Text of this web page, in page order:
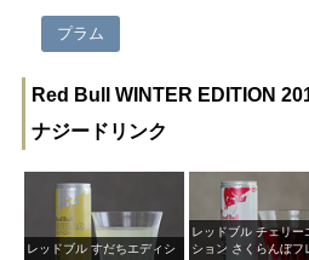
プラム
Red Bull WINTER EDITION
ナジードリンク
レッドブル すだちエディシ
レッドブル チェリー
ション さくらんぼフ